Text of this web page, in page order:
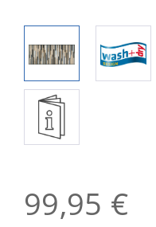
99,95 €